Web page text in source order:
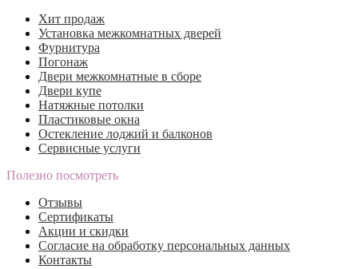
Хит продаж
Установка межкомнатных дверей
Фурнитура
Погонаж
Двери межкомнатные в сборе
Двери купе
Натяжные потолки
Пластиковые окна
Остекление лоджий и балконов
Сервисные услуги
Полезно посмотреть
Отзывы
Сертификаты
Акции и скидки
Согласие на обработку персональных данных
Контакты